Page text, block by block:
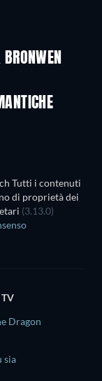
Tutti i contenuti
di proprietà dei
(3.13.0)
TV
Dragon
sia